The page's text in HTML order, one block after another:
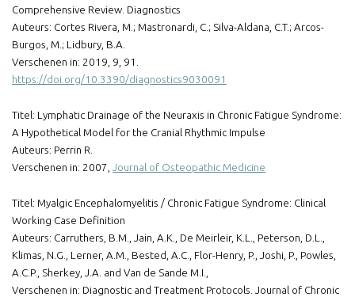
Comprehensive Review. Diagnostics
Auteurs: Cortes Rivera, M.; Mastronardi, C.; Silva-Aldana, C.T.; Arcos-
Burgos, M.; Lidbury, B.A.
Verschenen in: 2019, 9, 91.
https://doi.org/10.3390/diagnostics9030091
Titel: Lymphatic Drainage of the Neuraxis in Chronic Fatigue Syndrome:
A Hypothetical Model for the Cranial Rhythmic Impulse
Auteurs: Perrin R.
Verschenen in: 2007, Journal of Osteopathic Medicine
Titel: Myalgic Encephalomyelitis / Chronic Fatigue Syndrome: Clinical
Working Case Definition
Auteurs: Carruthers, B.M., Jain, A.K., De Meirleir, K.L., Peterson, D.L.,
Klimas, N.G., Lerner, A.M., Bested, A.C., Flor-Henry, P., Joshi, P., Powles,
A.C.P., Sherkey, J.A. and Van de Sande M.I.,
Verschenen in: Diagnostic and Treatment Protocols. Journal of Chronic